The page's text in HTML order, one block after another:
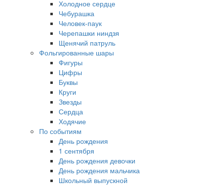
Холодное сердце
Чебурашка
Человек-паук
Черепашки ниндзя
Щенячий патруль
Фольгированные шары
Фигуры
Цифры
Буквы
Круги
Звезды
Сердца
Ходячие
По событиям
День рождения
1 сентября
День рождения девочки
День рождения мальчика
Школьный выпускной